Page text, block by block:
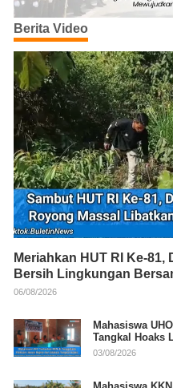
Berita Video
Meriahkan HUT RI Ke-
Bersih Lingkungan
06/08/2026
Mahasiswa
Tangkal Hoaks
03/08/2026